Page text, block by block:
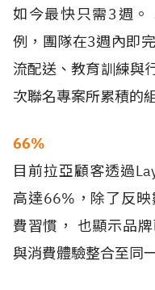
如今最快只需3週
例，團隊在3週內即
流配送、教育訓練與
次聯名專案所累積的
66%
目前拉亞顧客透過
高達66%，除了反
費習慣， 也顯示品
與消費體驗整合至同